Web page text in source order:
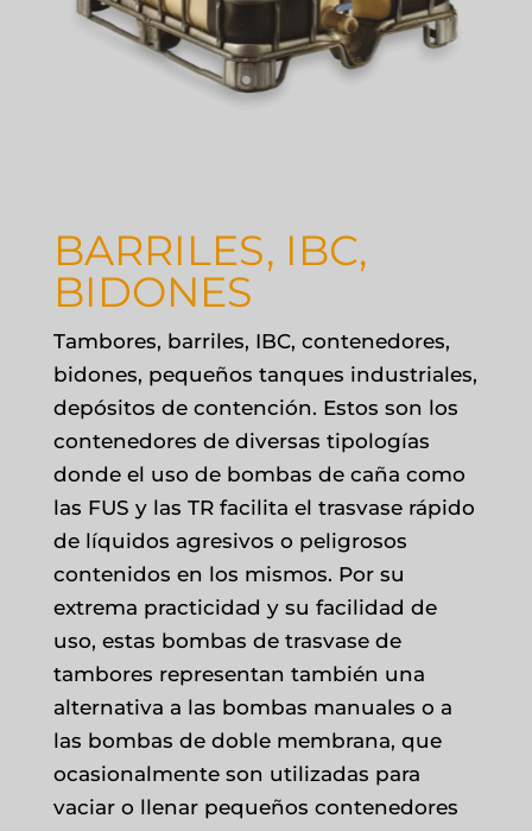
BARRILES, IBC,
BIDONES
Tambores, barriles, IBC, contenedores,
bidones, pequeños tanques industriales,
depósitos de contención. Estos son los
contenedores de diversas tipologías
donde el uso de bombas de caña como
las FUS y las TR facilita el trasvase rápido
de líquidos agresivos o peligrosos
contenidos en los mismos. Por su
extrema practicidad y su facilidad de
uso, estas bombas de trasvase de
tambores representan también una
alternativa a las bombas manuales o a
las bombas de doble membrana, que
ocasionalmente son utilizadas para
vaciar o llenar pequeños contenedores